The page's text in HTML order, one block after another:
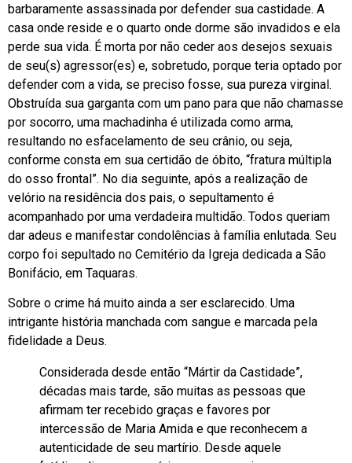
barbaramente assassinada por defender sua castidade. A
casa onde reside e o quarto onde dorme são invadidos e ela
perde sua vida. É morta por não ceder aos desejos sexuais
de seu(s) agressor(es) e, sobretudo, porque teria optado por
defender com a vida, se preciso fosse, sua pureza virginal.
Obstruída sua garganta com um pano para que não chamasse
por socorro, uma machadinha é utilizada como arma,
resultando no esfacelamento de seu crânio, ou seja,
conforme consta em sua certidão de óbito, “fratura múltipla
do osso frontal”. No dia seguinte, após a realização de
velório na residência dos pais, o sepultamento é
acompanhado por uma verdadeira multidão. Todos queriam
dar adeus e manifestar condolências à família enlutada. Seu
corpo foi sepultado no Cemitério da Igreja dedicada a São
Bonifácio, em Taquaras.
Sobre o crime há muito ainda a ser esclarecido. Uma
intrigante história manchada com sangue e marcada pela
fidelidade a Deus.
Considerada desde então “Mártir da Castidade”,
décadas mais tarde, são muitas as pessoas que
afirmam ter recebido graças e favores por
intercessão de Maria Amida e que reconhecem a
autenticidade de seu martírio. Desde aquele